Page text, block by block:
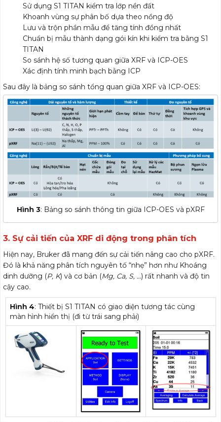
Sử dụng S1 TITAN kiểm tra lớp nền đất
Khoanh vùng sự phân bố dựa theo nồng độ
Lưu và trộn phần mẫu để tăng tính đồng nhất
Chuẩn bị mẫu thành dạng gói kín khi kiểm tra bằng S1
TITAN
So sánh hệ số tương quan giữa XRF và ICP-OES
Xác định tính minh bạch bằng ICP
Sau đây là bảng so sánh tổng quan giữa XRF và ICP-OES:
Hình 3: Bảng so sánh thông tin giữa ICP-OES và pXRF
3. Sự cải tiến của XRF di động trong phân tích
Hiện nay, Bruker đã mang đến sự cải tiến nâng cao cho pXRF.
Đó là khả năng phân tích nguyên tố “nhẹ” hơn như Khoáng
dinh dưỡng (P, K) và cơ bản (Mg, Ca, S, …) rất nhanh và độ tin
cậy cao.
Hình 4: Thiết bị S1 TITAN có giao diện tương tác cùng
màn hình hiển thị (đi từ trái sang phải)